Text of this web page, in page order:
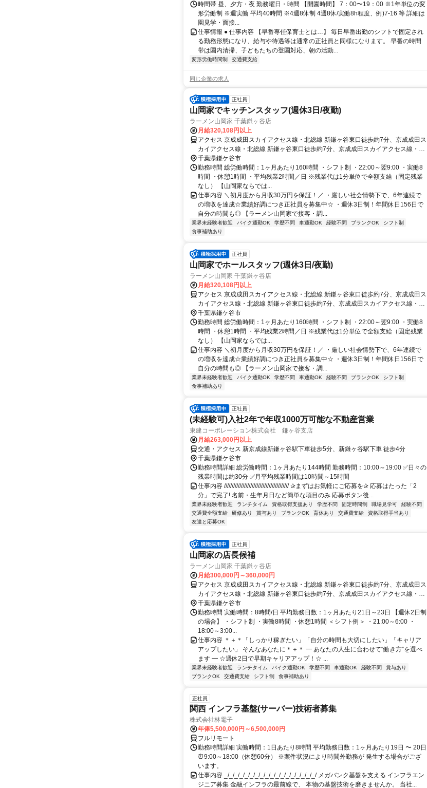
時間帯 昼、夕方・夜 勤務曜日・時間 【開園時間】 7：00〜19：00 ※1年単位の変
形労働制 ※週実働 平均40時間 ※4週8休制 4週8休/実働8h程度、例)7-16 等 詳細は
園見学・面接...
仕事情報 ● 仕事内容 【早番専任保育士とは…】 毎日早番出勤のシフトで固定され
る勤務形態になり、給与や待遇等は通常の正社員と同様になります。 早番の時間
帯は園内清掃、子どもたちの登園対応、朝の活動...
変形労働時間制 交通費支給
同じ企業の求人
正社員
山岡家でキッチンスタッフ(週休3日/夜勤)
ラーメン山岡家 千葉鎌ヶ谷店
月給320,108円以上
アクセス 京成成田スカイアクセス線・北総線 新鎌ヶ谷東口徒歩約7分、京成成田ス
カイアクセス線・北総線 新鎌ヶ谷東口徒歩約7分、京成成田スカイアクセス線・北
総線 新鎌ヶ谷東口徒歩約7分 新鎌ヶ谷(新京成電鉄)東口(徒歩7分)
千葉県鎌ケ谷市
勤務時間 総労働時間：1ヶ月あたり160時間 ・シフト制 ・22:00～翌9:00 ・実働8
時間 ・休憩1時間 ・平均残業2時間／日 ※残業代は1分単位で全額支給（固定残業
なし） 【山岡家ならでは...
仕事内容 ＼初月度から月収30万円を保証！／ ・厳しい社会情勢下で、6年連続で
の増収を達成☆業績好調につき正社員を募集中☆ ・週休3日制！年間休日156日で
自分の時間も◎ 【ラーメン山岡家で接客・調...
業界未経験者歓迎 バイク通勤OK 学歴不問 車通勤OK 経験不問 ブランクOK
シフト制
食事補助あり
正社員
山岡家でホールスタッフ(週休3日/夜勤)
ラーメン山岡家 千葉鎌ヶ谷店
月給320,108円以上
アクセス 京成成田スカイアクセス線・北総線 新鎌ヶ谷東口徒歩約7分、京成成田ス
カイアクセス線・北総線 新鎌ヶ谷東口徒歩約7分、京成成田スカイアクセス線・北
総線 新鎌ヶ谷東口徒歩約7分 新鎌ヶ谷(新京成電鉄)東口(徒歩7分)
千葉県鎌ケ谷市
勤務時間 総労働時間：1ヶ月あたり160時間 ・シフト制 ・22:00～翌9:00 ・実働8
時間 ・休憩1時間 ・平均残業2時間／日 ※残業代は1分単位で全額支給（固定残業
なし） 【山岡家ならでは...
仕事内容 ＼初月度から月収30万円を保証！／ ・厳しい社会情勢下で、6年連続で
の増収を達成☆業績好調につき正社員を募集中☆ ・週休3日制！年間休日156日で
自分の時間も◎ 【ラーメン山岡家で接客・調...
業界未経験者歓迎 バイク通勤OK 学歴不問 車通勤OK 経験不問 ブランクOK
シフト制
食事補助あり
正社員
(未経験可)入社2年で年収1000万可能な不動産営業
東建コーポレーション株式会社 鎌ヶ谷支店
月給263,000円以上
交通・アクセス 新京成線新鎌ヶ谷駅下車徒歩5分、新鎌ヶ谷駅下車 徒歩4分
千葉県鎌ケ谷市
勤務時間詳細 総労働時間：1ヶ月あたり144時間 勤務時間：10:00～19:00 ✅日々の
残業時間は約30分 ✅月平均残業時間は10時間～15時間
仕事内容 ////////////////////////////////////////// ✰まずはお気軽にご応募を✰ 応募はたった「2
分」で完了! 名前・生年月日など簡単な項目のみ 応募ボタン後...
業界未経験者歓迎 ランチタイム 資格取得支援あり 学歴不問 固定時間制 職場見学可
経験不問
交通費全額支給
研修あり 賞与あり ブランクOK 育休あり 交通費支給
資格取得手当あり
友達と応募OK
正社員
山岡家の店長候補
ラーメン山岡家 千葉鎌ヶ谷店
月給300,000円～360,000円
アクセス 京成成田スカイアクセス線・北総線 新鎌ヶ谷東口徒歩約7分、京成成田ス
カイアクセス線・北総線 新鎌ヶ谷東口徒歩約7分、京成成田スカイアクセス線・北
総線 新鎌ヶ谷東口徒歩約7分 新鎌ヶ谷(新京成電鉄)東口(徒歩7分)
千葉県鎌ケ谷市
勤務時間 実働時間：8時間/日 平均勤務日数：1ヶ月あたり21日～23日 【週休2日制
の場合】 ・シフト制 ・実働8時間 ・休憩1時間 ＜シフト例＞ ・21:00～6:00 ・
18:00～3:00...
仕事内容 ＊＋＊「しっかり稼ぎたい」「自分の時間も大切にしたい」「キャリア
アップしたい」 そんなあなたに＊＋＊ ━ あなたの人生に合わせて“働き方”を選べ
ます ━ ☆週休2日で早期キャリアアップ！☆ ...
業界未経験者歓迎 ランチタイム バイク通勤OK 学歴不問 車通勤OK 経験不問
賞与あり
ブランクOK
交通費支給 シフト制 食事補助あり
正社員
関西 インフラ基盤(サーバー)技術者募集
株式会社林電子
年俸5,500,000円～6,500,000円
フルリモート
勤務時間詳細 実働時間：1日あたり8時間 平均勤務日数：1ヶ月あたり19日 〜 20日
⏰9:00～18:00（休憩60分） ※案件状況により時間外勤務が 発生する場合がござ
います。
仕事内容 _/_/_/_/_/_/_/_/_/_/_/_/_/_/_/_/_/_/ メガバンク基盤を支える インフラエン
ジニア募集 金融インフラの最前線で、 本物の基盤技術を磨きませんか。 当社...